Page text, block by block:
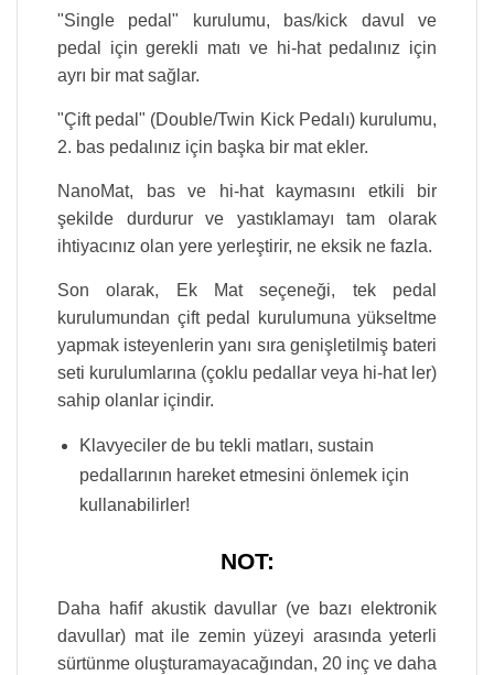
"Single pedal" kurulumu, bas/kick davul ve
pedal için gerekli matı ve hi-hat pedalınız için
ayrı bir mat sağlar.
"Çift pedal" (Double/Twin Kick Pedalı) kurulumu,
2. bas pedalınız için başka bir mat ekler.
NanoMat, bas ve hi-hat kaymasını etkili bir
şekilde durdurur ve yastıklamayı tam olarak
ihtiyacınız olan yere yerleştirir, ne eksik ne fazla.
Son olarak, Ek Mat seçeneği, tek pedal
kurulumundan çift pedal kurulumuna yükseltme
yapmak isteyenlerin yanı sıra genişletilmiş bateri
seti kurulumlarına (çoklu pedallar veya hi-hat ler)
sahip olanlar içindir.
Klavyeciler de bu tekli matları, sustain
pedallarının hareket etmesini önlemek için
kullanabilirler!
NOT:
Daha hafif akustik davullar (ve bazı elektronik
davullar) mat ile zemin yüzeyi arasında yeterli
sürtünme oluşturamayacağından, 20 inç ve daha